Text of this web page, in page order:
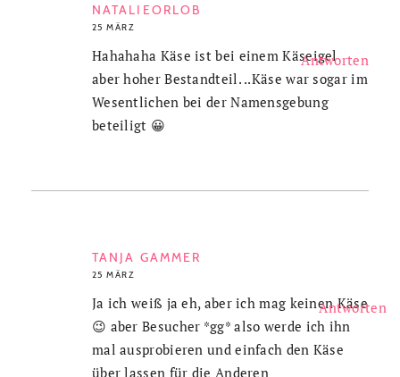
NATALIEORLOB
25 MÄRZ
Hahahaha Käse ist bei einem Käseigel
aber hoher Bestandteil. ..Käse war sogar im
Wesentlichen bei der Namensgebung
beteiligt 😀
TANJA GAMMER
25 MÄRZ
Antworten
Ja ich weiß ja eh, aber ich mag keinen Käse
😉 aber Besucher *gg* also werde ich ihn
mal ausprobieren und einfach den Käse
über lassen für die Anderen
Antworten